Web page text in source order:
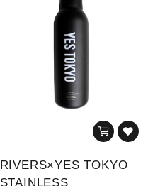
RIVERS×YES TOKYO
STAINLESS